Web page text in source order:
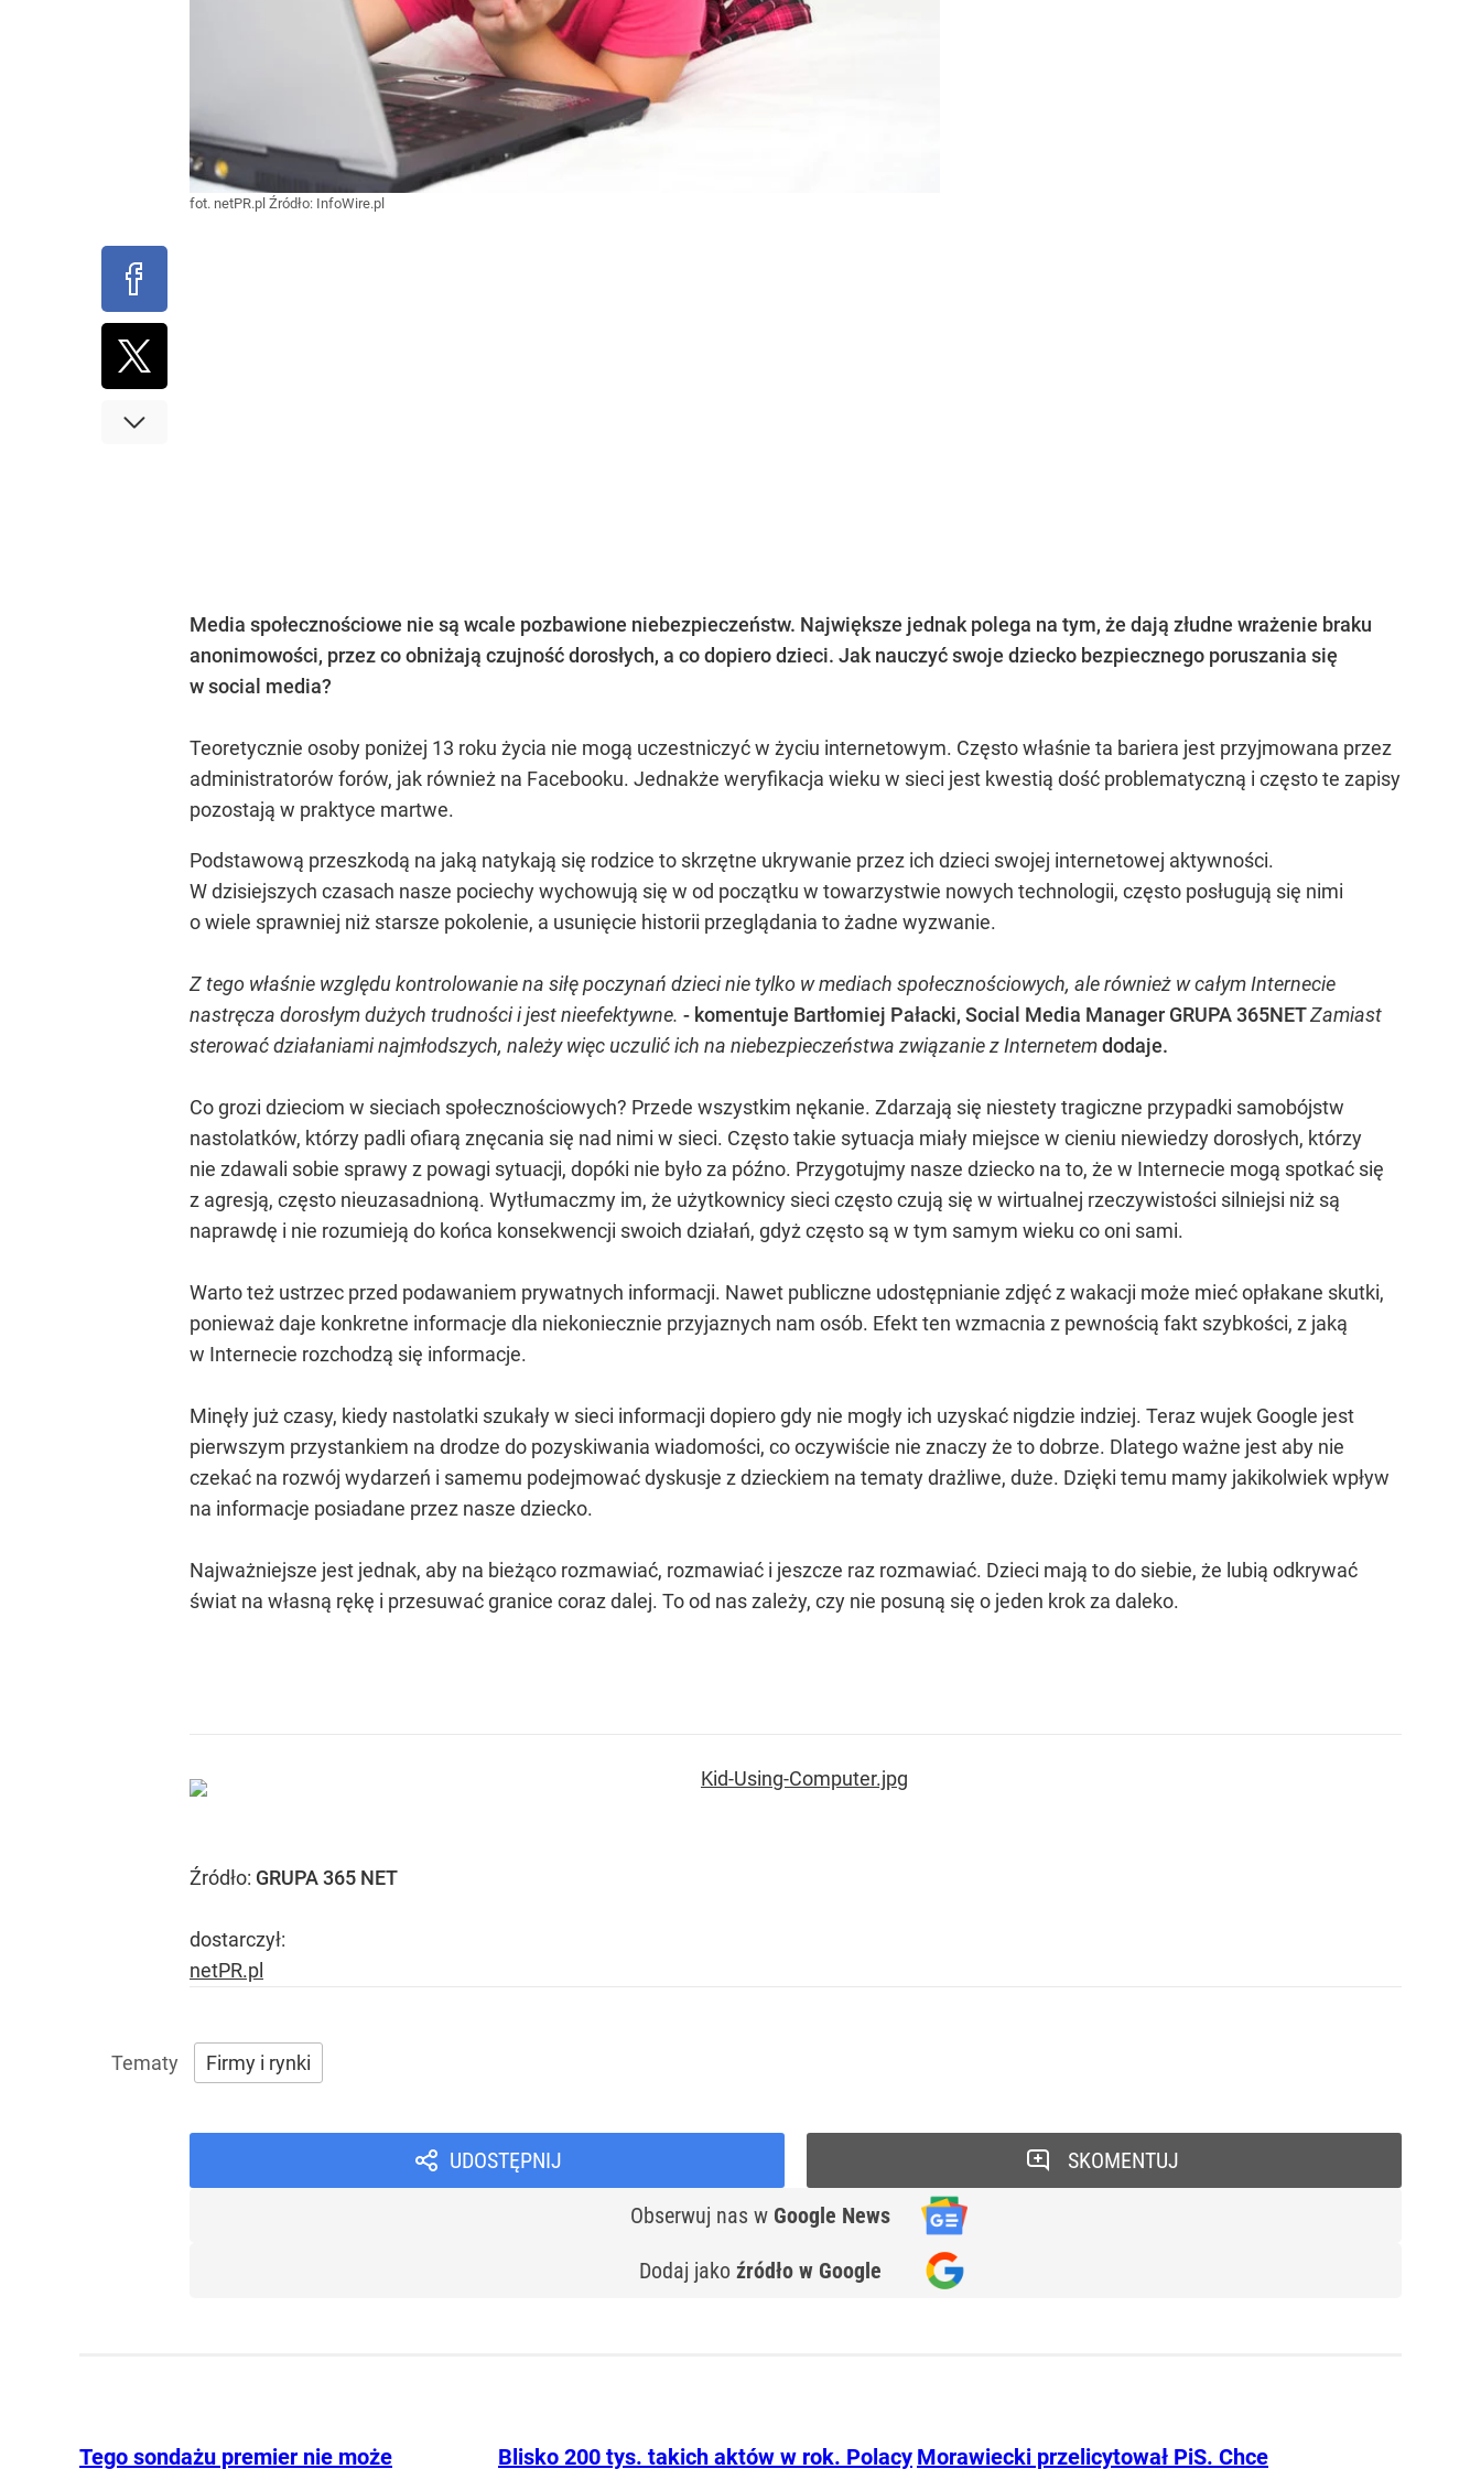
fot. netPR.pl Źródło: InfoWire.pl
Media społecznościowe nie są wcale pozbawione niebezpieczeństw. Największe jednak polega na tym, że dają złudne wrażenie braku
anonimowości, przez co obniżają czujność dorosłych, a co dopiero dzieci. Jak nauczyć swoje dziecko bezpiecznego poruszania się
w social media?
Teoretycznie osoby poniżej 13 roku życia nie mogą uczestniczyć w życiu internetowym. Często właśnie ta bariera jest przyjmowana przez
administratorów forów, jak również na Facebooku. Jednakże weryfikacja wieku w sieci jest kwestią dość problematyczną i często te zapisy
pozostają w praktyce martwe.
Podstawową przeszkodą na jaką natykają się rodzice to skrzętne ukrywanie przez ich dzieci swojej internetowej aktywności.
W dzisiejszych czasach nasze pociechy wychowują się w od początku w towarzystwie nowych technologii, często posługują się nimi
o wiele sprawniej niż starsze pokolenie, a usunięcie historii przeglądania to żadne wyzwanie.
Z tego właśnie względu kontrolowanie na siłę poczynań dzieci nie tylko w mediach społecznościowych, ale również w całym Internecie
nastręcza dorosłym dużych trudności i jest nieefektywne. - komentuje Bartłomiej Pałacki, Social Media Manager GRUPA 365NETZamiast
sterować działaniami najmłodszych, należy więc uczulić ich na niebezpieczeństwa związanie z Internetemdodaje.
Co grozi dzieciom w sieciach społecznościowych? Przede wszystkim nękanie. Zdarzają się niestety tragiczne przypadki samobójstw
nastolatków, którzy padli ofiarą znęcania się nad nimi w sieci. Często takie sytuacja miały miejsce w cieniu niewiedzy dorosłych, którzy
nie zdawali sobie sprawy z powagi sytuacji, dopóki nie było za późno. Przygotujmy nasze dziecko na to, że w Internecie mogą spotkać się
z agresją, często nieuzasadnioną. Wytłumaczmy im, że użytkownicy sieci często czują się w wirtualnej rzeczywistości silniejsi niż są
naprawdę i nie rozumieją do końca konsekwencji swoich działań, gdyż często są w tym samym wieku co oni sami.
Warto też ustrzec przed podawaniem prywatnych informacji. Nawet publiczne udostępnianie zdjęć z wakacji może mieć opłakane skutki,
ponieważ daje konkretne informacje dla niekoniecznie przyjaznych nam osób. Efekt ten wzmacnia z pewnością fakt szybkości, z jaką
w Internecie rozchodzą się informacje.
Minęły już czasy, kiedy nastolatki szukały w sieci informacji dopiero gdy nie mogły ich uzyskać nigdzie indziej. Teraz wujek Google jest
pierwszym przystankiem na drodze do pozyskiwania wiadomości, co oczywiście nie znaczy że to dobrze. Dlatego ważne jest aby nie
czekać na rozwój wydarzeń i samemu podejmować dyskusje z dzieckiem na tematy drażliwe, duże. Dzięki temu mamy jakikolwiek wpływ
na informacje posiadane przez nasze dziecko.
Najważniejsze jest jednak, aby na bieżąco rozmawiać, rozmawiać i jeszcze raz rozmawiać. Dzieci mają to do siebie, że lubią odkrywać
świat na własną rękę i przesuwać granice coraz dalej. To od nas zależy, czy nie posuną się o jeden krok za daleko.
Źródło: GRUPA 365 NET
dostarczył:
netPR.pl
Firmy i rynki
UDOSTĘPNIJ
Obserwuj nas w Google News
Dodaj jako źródło w Google
SKOMENTUJ
Tego sondażu premier nie może
Blisko 200 tys. takich aktów w rok. Polacy Morawiecki przelicytował PiS. Chce